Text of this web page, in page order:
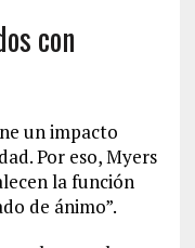
con
un impacto
Por eso, Myers
la función
de ánimo”.